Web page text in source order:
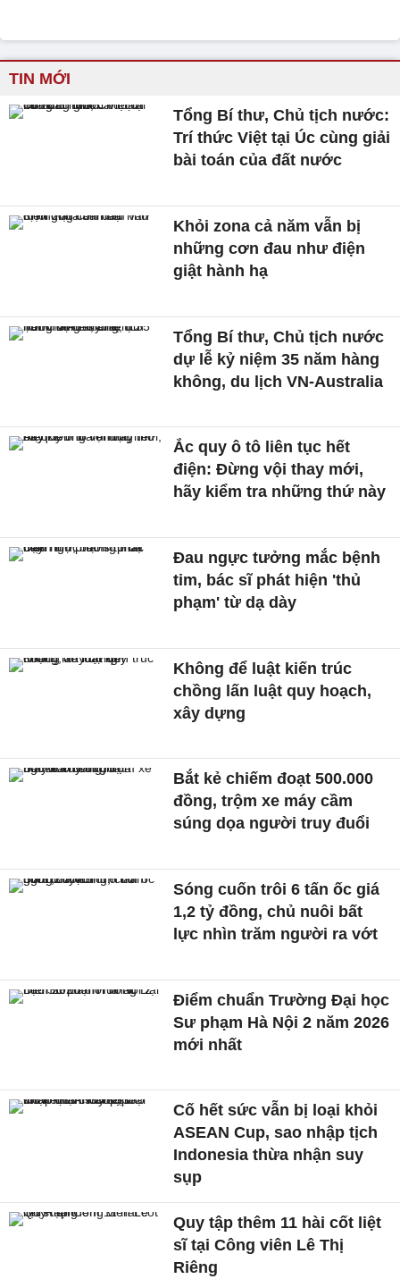
TIN MỚI
Tổng Bí thư, Chủ tịch nước:
Trí thức Việt tại Úc cùng giải
bài toán của đất nước
Khỏi zona cả năm vẫn bị
những cơn đau như điện
giật hành hạ
Tổng Bí thư, Chủ tịch nước
dự lễ kỷ niệm 35 năm hàng
không, du lịch VN-Australia
Ắc quy ô tô liên tục hết
điện: Đừng vội thay mới,
hãy kiểm tra những thứ này
Đau ngực tưởng mắc bệnh
tim, bác sĩ phát hiện 'thủ
phạm' từ dạ dày
Không để luật kiến trúc
chồng lấn luật quy hoạch,
xây dựng
Bắt kẻ chiếm đoạt 500.000
đồng, trộm xe máy cầm
súng dọa người truy đuổi
Sóng cuốn trôi 6 tấn ốc giá
1,2 tỷ đồng, chủ nuôi bất
lực nhìn trăm người ra vớt
Điểm chuẩn Trường Đại học
Sư phạm Hà Nội 2 năm 2026
mới nhất
Cố hết sức vẫn bị loại khỏi
ASEAN Cup, sao nhập tịch
Indonesia thừa nhận suy
sụp
Quy tập thêm 11 hài cốt liệt
sĩ tại Công viên Lê Thị
Riêng